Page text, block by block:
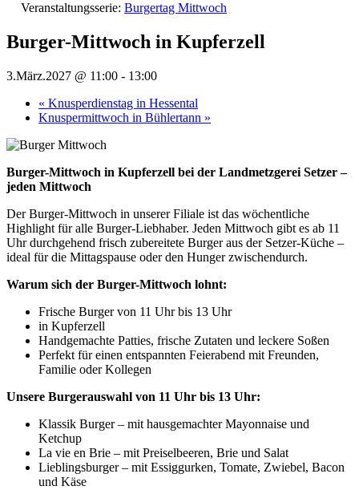
Veranstaltungsserie: Burgertag Mittwoch
Burger-Mittwoch in Kupferzell
3.März.2027 @ 11:00 - 13:00
« Knusperdienstag in Hessental
Knuspermittwoch in Bühlertann »
Burger-Mittwoch in Kupferzell bei der Landmetzgerei Setzer –
jeden Mittwoch
Der Burger-Mittwoch in unserer Filiale ist das wöchentliche
Highlight für alle Burger-Liebhaber. Jeden Mittwoch gibt es ab 11
Uhr durchgehend frisch zubereitete Burger aus der Setzer-Küche –
ideal für die Mittagspause oder den Hunger zwischendurch.
Warum sich der Burger-Mittwoch lohnt:
Frische Burger von 11 Uhr bis 13 Uhr
in Kupferzell
Handgemachte Patties, frische Zutaten und leckere Soßen
Perfekt für einen entspannten Feierabend mit Freunden,
Familie oder Kollegen
Unsere Burgerauswahl von 11 Uhr bis 13 Uhr:
Klassik Burger – mit hausgemachter Mayonnaise und
Ketchup
La vie en Brie – mit Preiselbeeren, Brie und Salat
Lieblingsburger – mit Essiggurken, Tomate, Zwiebel, Bacon
und Käse